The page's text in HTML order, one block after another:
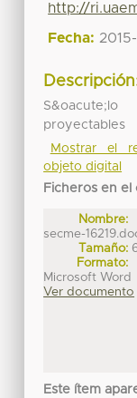
http://
Fecha:
proyectables
Mostrar el
objeto digital
Ficheros en el
Nombre:
secme-
Tamaño:
Formato:
Microsoft Word
Ver documento
Este ítem